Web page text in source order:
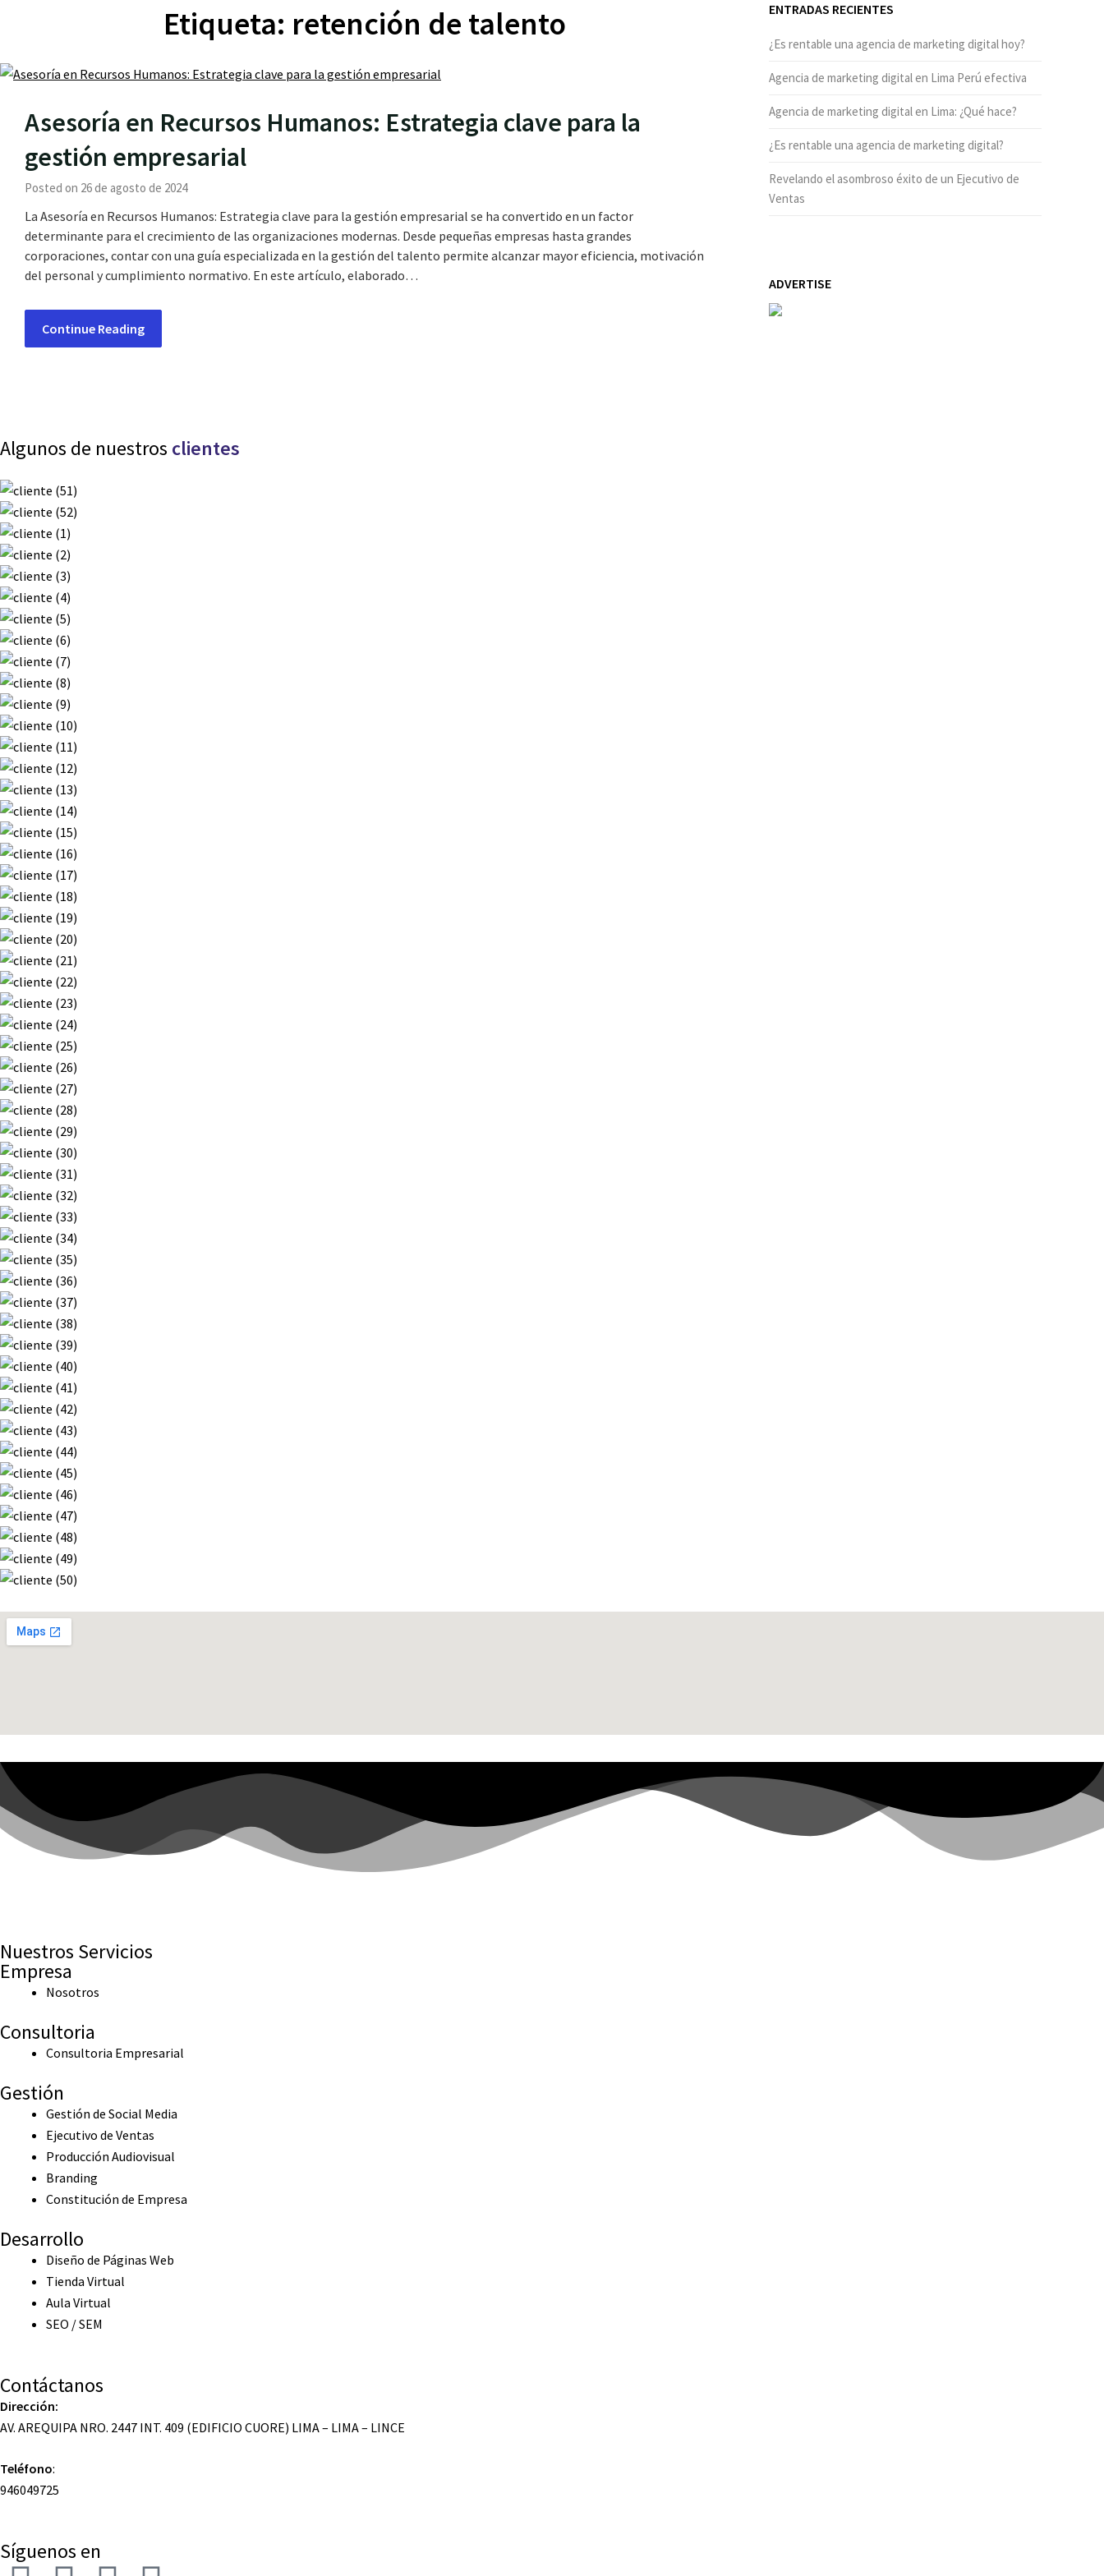
Etiqueta: retención de talento
Asesoría en Recursos Humanos: Estrategia clave para la
gestión empresarial
Posted on 26 de agosto de 2024
La Asesoría en Recursos Humanos: Estrategia clave para la gestión empresarial se ha convertido en un factor
determinante para el crecimiento de las organizaciones modernas. Desde pequeñas empresas hasta grandes
corporaciones, contar con una guía especializada en la gestión del talento permite alcanzar mayor eficiencia, motivación
del personal y cumplimiento normativo. En este artículo, elaborado…
Continue Reading
ENTRADAS RECIENTES
¿Es rentable una agencia de marketing digital hoy?
Agencia de marketing digital en Lima Perú efectiva
Agencia de marketing digital en Lima: ¿Qué hace?
¿Es rentable una agencia de marketing digital?
Revelando el asombroso éxito de un Ejecutivo de
Ventas
ADVERTISE
Algunos de nuestros clientes
Nuestros Servicios
Empresa
Nosotros
Consultoria
Consultoria Empresarial
Gestión
Gestión de Social Media
Ejecutivo de Ventas
Producción Audiovisual
Branding
Constitución de Empresa
Desarrollo
Diseño de Páginas Web
Tienda Virtual
Aula Virtual
SEO / SEM
Contáctanos
Dirección:
AV. AREQUIPA NRO. 2447 INT. 409 (EDIFICIO CUORE) LIMA – LIMA – LINCE
Teléfono:
946049725
Síguenos en